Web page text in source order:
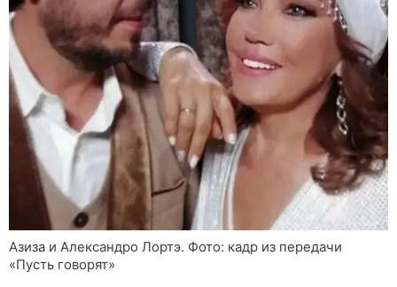
Азиза и Александро Лортэ. Фото: кадр из передачи
«‎Пусть говорят»